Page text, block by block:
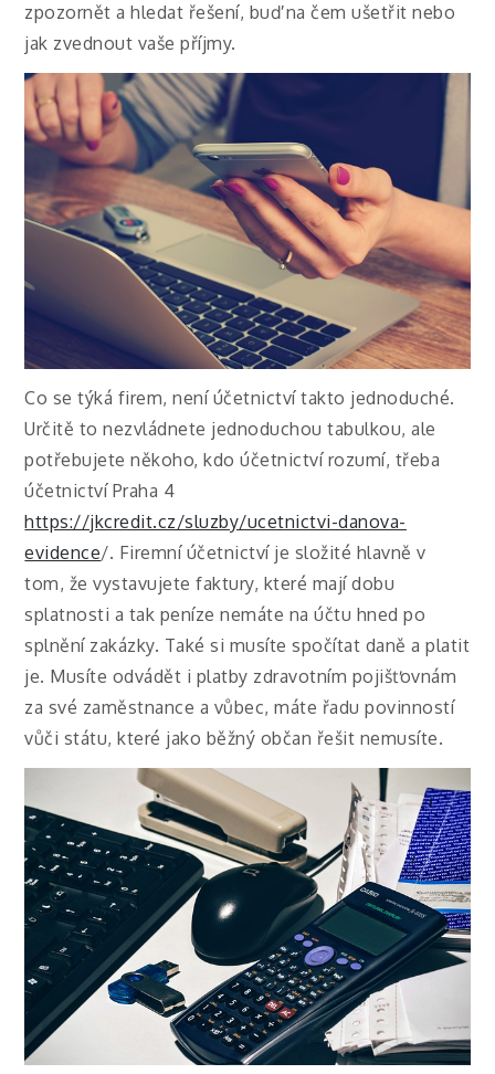
zpozornět a hledat řešení, buď na čem ušetřit nebo
jak zvednout vaše příjmy.
Co se týká firem, není účetnictví takto jednoduché.
Určitě to nezvládnete jednoduchou tabulkou, ale
potřebujete někoho, kdo účetnictví rozumí, třeba
účetnictví Praha 4
https://jkcredit.cz/sluzby/ucetnictvi-danova-
evidence/. Firemní účetnictví je složité hlavně v
tom, že vystavujete faktury, které mají dobu
splatnosti a tak peníze nemáte na účtu hned po
splnění zakázky. Také si musíte spočítat daně a platit
je. Musíte odvádět i platby zdravotním pojišťovnám
za své zaměstnance a vůbec, máte řadu povinností
vůči státu, které jako běžný občan řešit nemusíte.